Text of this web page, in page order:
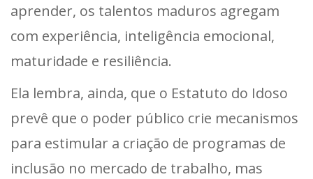
aprender, os talentos maduros agregam
com experiência, inteligência emocional,
maturidade e resiliência.
Ela lembra, ainda, que o Estatuto do Idoso
prevê que o poder público crie mecanismos
para estimular a criação de programas de
inclusão no mercado de trabalho, mas